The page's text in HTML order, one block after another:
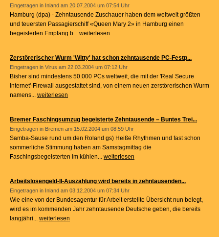
Eingetragen in Inland am 20.07.2004 um 07:54 Uhr
Hamburg (dpa) - Zehntausende Zuschauer haben dem weltweit größten
und teuersten Passagierschiff «Queen Mary 2» in Hamburg einen
begeisterten Empfang b... weiterlesen
Zerstörerischer Wurm 'Witty' hat schon zehntausende PC-Festp...
Eingetragen in Virus am 22.03.2004 um 07:12 Uhr
Bisher sind mindestens 50.000 PCs weltweit, die mit der 'Real Secure
Internet'-Firewall ausgestattet sind, von einem neuen zerstörerischen Wurm
namens... weiterlesen
Bremer Faschingsumzug begeisterte Zehntausende – Buntes Trei...
Eingetragen in Bremen am 15.02.2004 um 08:59 Uhr
Samba-Sause rund um den Roland gs) Heiße Rhythmen und fast schon
sommerliche Stimmung haben am Samstagmittag die
Faschingsbegeisterten im kühlen... weiterlesen
Arbeitslosengeld-II-Auszahlung wird bereits in zehntausenden...
Eingetragen in Inland am 03.12.2004 um 07:34 Uhr
Wie eine von der Bundesagentur für Arbeit erstellte Übersicht nun belegt,
wird es im kommenden Jahr zehntausende Deutsche geben, die bereits
langjähri... weiterlesen